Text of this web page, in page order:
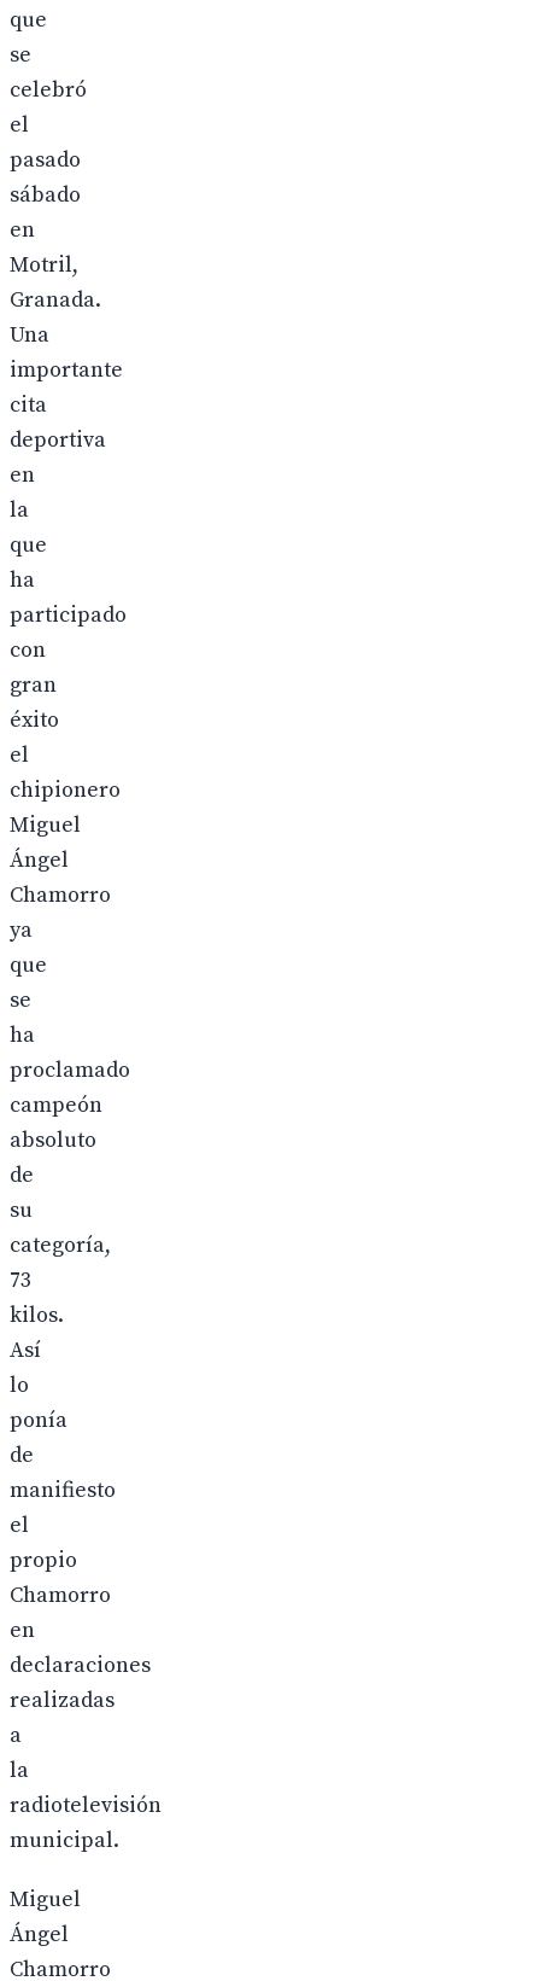
que
se
celebró
el
pasado
sábado
en
Motril,
Granada.
Una
importante
cita
deportiva
en
la
que
ha
participado
con
gran
éxito
el
chipionero
Miguel
Ángel
Chamorro
ya
que
se
ha
proclamado
campeón
absoluto
de
su
categoría,
73
kilos.
Así
lo
ponía
de
manifiesto
el
propio
Chamorro
en
declaraciones
realizadas
a
la
radiotelevisión
municipal.
Miguel
Ángel
Chamorro